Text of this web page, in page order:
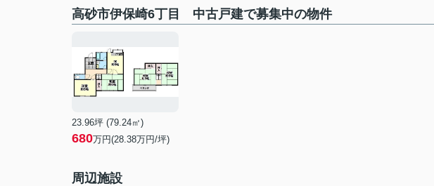
高砂市伊保崎6丁目 中古戸建で募集中の物件
23.96坪 (79.24㎡)
680万円(28.38万円/坪)
周辺施設